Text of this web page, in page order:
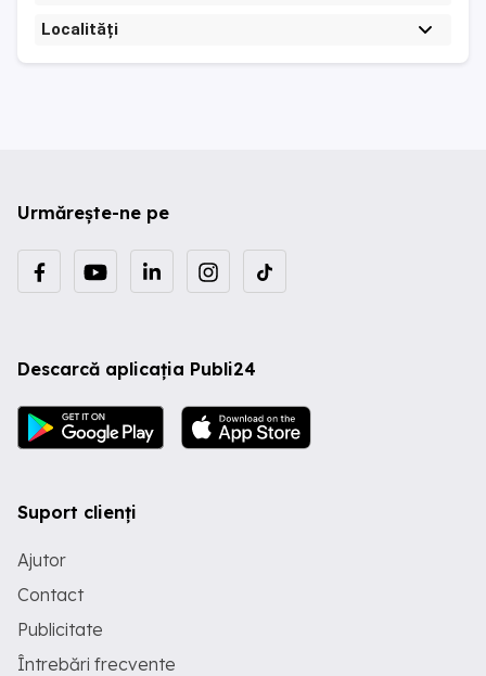
Localități
Urmărește-ne pe
Descarcă aplicația Publi24
Suport clienți
Ajutor
Contact
Publicitate
Întrebări frecvente